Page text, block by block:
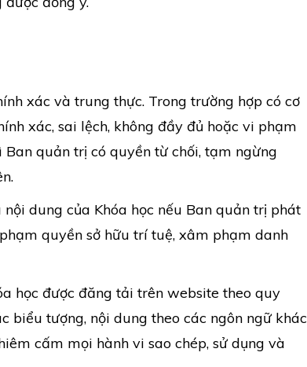
xác và trung thực. Trong trường hợp có cơ
xác, sai lệch, không đầy đủ hoặc vi phạm
quản trị có quyền từ chối, tạm ngừng
dung của Khóa học nếu Ban quản trị phát
quyền sở hữu trí tuệ, xâm phạm danh
học được đăng tải trên website theo quy
biểu tượng, nội dung theo các ngôn ngữ khác
cấm mọi hành vi sao chép, sử dụng và